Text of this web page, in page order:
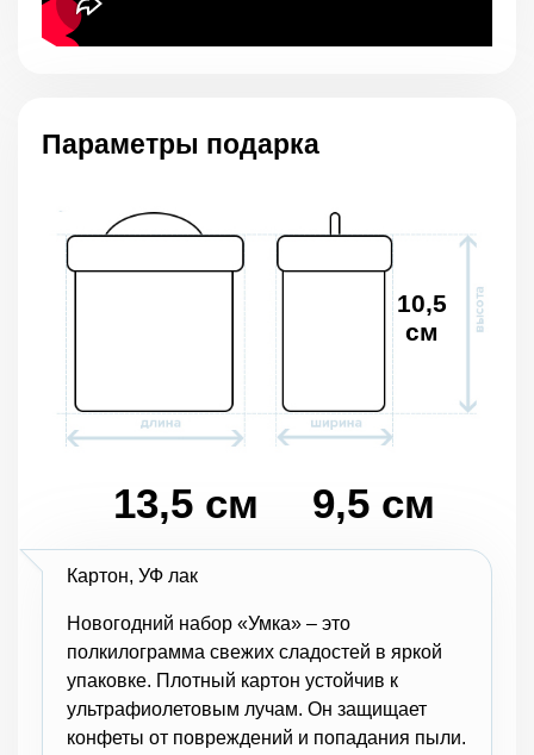
Параметры подарка
13,5 см 9,5 см
10,5
см
Картон, УФ лак
Новогодний набор «Умка» – это
полкилограмма свежих сладостей в яркой
упаковке. Плотный картон устойчив к
ультрафиолетовым лучам. Он защищает
конфеты от повреждений и попадания пыли.